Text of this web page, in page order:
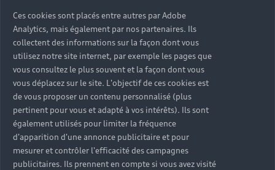
Ces cookies sont placés entre autres par Adobe
Analytics, mais également par nos partenaires. Ils
collectent des informations sur la façon dont vous
utilisez notre site internet, par exemple les pages que
vous consultez le plus souvent et la façon dont vous
vous déplacez sur le site. L'objectif de ces cookies est
de vous proposer un contenu personnalisé (plus
pertinent pour vous et adapté à vos intérêts). Ils sont
également utilisés pour limiter la fréquence
d'apparition d'une annonce publicitaire et pour
mesurer et contrôler l'efficacité des campagnes
publicitaires. Ils prennent en compte si vous avez visité